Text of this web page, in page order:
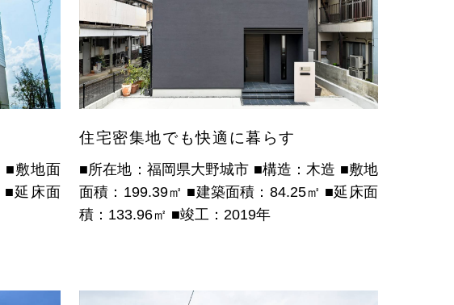
■敷地面
■延床面
住宅密集地でも快適に暮らす
■所在地：福岡県大野城市 ■構造：木造 ■敷地
面積：199.39㎡ ■建築面積：84.25㎡ ■延床面
積：133.96㎡ ■竣工：2019年